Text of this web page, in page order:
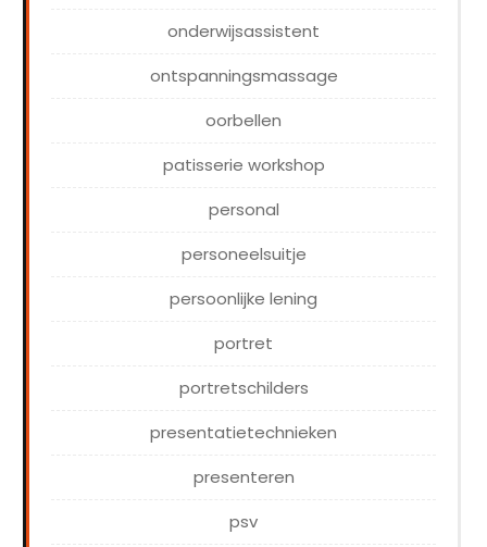
onderwijsassistent
ontspanningsmassage
oorbellen
patisserie workshop
personal
personeelsuitje
persoonlijke lening
portret
portretschilders
presentatietechnieken
presenteren
psv